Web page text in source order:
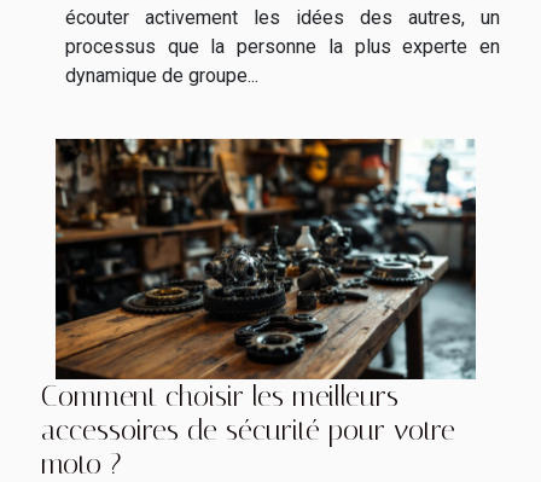
écouter activement les idées des autres, un
processus que la personne la plus experte en
dynamique de groupe...
Comment choisir les meilleurs
accessoires de sécurité pour votre
moto ?